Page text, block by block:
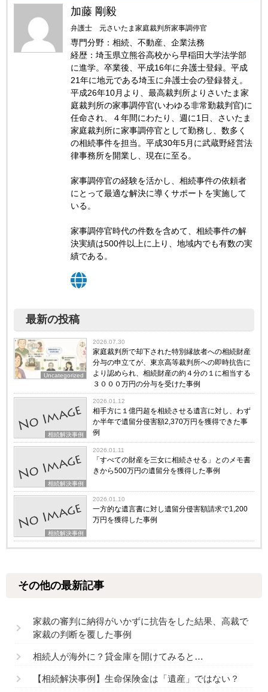
加藤 剛毅
弁護士 元さいたま家庭裁判所家事調停官
専門分野：相続、不動産、企業法務
経歴：埼玉県立熊谷高校から早稲田大学法学部
に進学。卒業後、平成16年に弁護士登録。平成
21年に地元である埼玉に弁護士会の登録替え。
平成26年10月より、最高裁判所よりさいたま家
庭裁判所の家事調停官(いわゆる非常勤裁判官)に
任命され、４年間にわたり、週に1日、さいたま
家庭裁判所に家事調停官として勤務し、数多く
の相続事件を担当。平成30年5月に武蔵野経営法
律事務所を開業し、現在に至る。
家事調停官の経験を活かし、相続事件の依頼者
にとって最適な解決に導くサポートを実施して
いる。
家事調停官時代の件数を含めて、相続事件の解
決実績は500件以上に上り、地域内でも有数の実
績である。
最新の投稿
Uncategorized
2026.07.30
家庭裁判所で却下された特別縁故者への相続財産
分与の申立てが、東京高等裁判所への即時抗告に
より認められ、相続財産の約４分の１に相当する
３０００万円の分与を受けた事例
相続解決事例
2026.01.12
相手方に１億円超を相続させる遺言に対し、わず
か半年で遺留分侵害額2,370万円を獲得できた事
例
相続解決事例
2026.01.11
「すべての財産を三女に相続させる」とのメモ書
きから500万円の遺留分を獲得した事例
相続解決事例
2026.01.10
一方的な遺言書に対し遺留分侵害額請求で1,200
万円を獲得した事例
その他の最新記事
家裁の審判に納得がいかずに抗告をした結果、高裁で
家裁の判断を覆した事例
相続人が海外に？貸金庫を開けてみると…
【相続解決事例】生命保険金は「遺産」ではない？